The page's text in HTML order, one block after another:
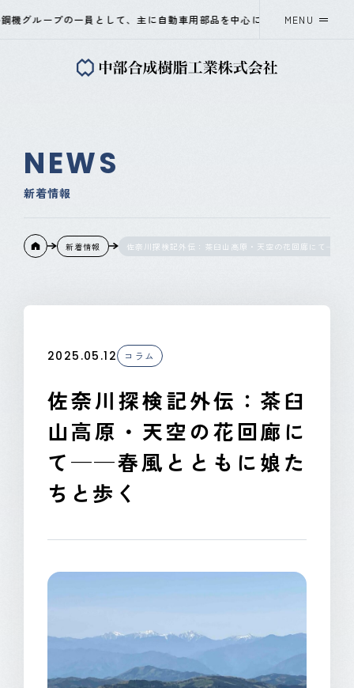
ープの一員として、主に自動車用部品を中心に、プラスチック射出成
MENU
中部合成樹脂工業について
会社概要
ニュース
OKAYA&CO.,LTD Instagram
NEWS
新着情報
新着情報 佐奈川探検記外伝：茶臼山高原・天空の花回廊にて——
2025.05.12 コラム
佐奈川探検記外伝：茶臼
山高原・天空の花回廊に
て——春風とともに娘た
ちと歩く